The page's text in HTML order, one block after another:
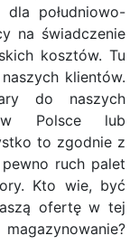
południowo-
na świadczenie
kosztów. Tu
klientów.
do naszych
w Polsce lub
to zgodnie z
ruch palet
Kto wie, być
ofertę w tej